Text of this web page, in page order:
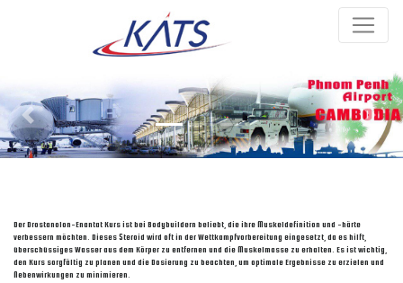
Previous Next
Der Drostanolon-Enantat Kurs ist bei Bodybuildern beliebt, die ihre Muskeldefinition und -härte
verbessern möchten. Dieses Steroid wird oft in der Wettkampfvorbereitung eingesetzt, da es hilft,
überschüssiges Wasser aus dem Körper zu entfernen und die Muskelmasse zu erhalten. Es ist wichtig,
den Kurs sorgfältig zu planen und die Dosierung zu beachten, um optimale Ergebnisse zu erzielen und
Nebenwirkungen zu minimieren.